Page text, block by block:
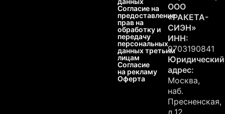
Согласие на
предоставление
прав на
обработку и
передачу
персональных
данных третьим
лицам
Согласие
на рекламу
Оферта
ООО
«РАКЕТА-
СИЭН»
ИНН:
9703190841
Юридический
адрес:
Москва,
наб.
Пресненская,
д.12,